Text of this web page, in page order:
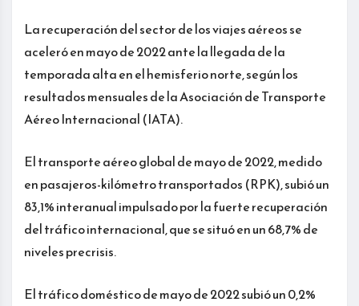
La recuperación del sector de los viajes aéreos se
aceleró en mayo de 2022 ante la llegada de la
temporada alta en el hemisferio norte, según los
resultados mensuales de la Asociación de Transporte
Aéreo Internacional (IATA).
El transporte aéreo global de mayo de 2022, medido
en pasajeros-kilómetro transportados (RPK), subió un
83,1% interanual impulsado por la fuerte recuperación
del tráfico internacional, que se situó en un 68,7% de
niveles precrisis.
El tráfico doméstico de mayo de 2022 subió un 0,2%